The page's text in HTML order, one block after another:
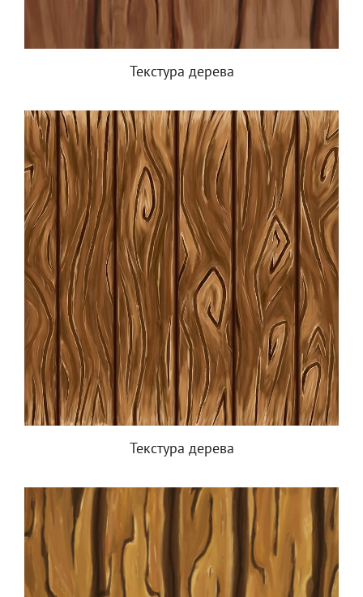
Текстура дерева
Текстура дерева